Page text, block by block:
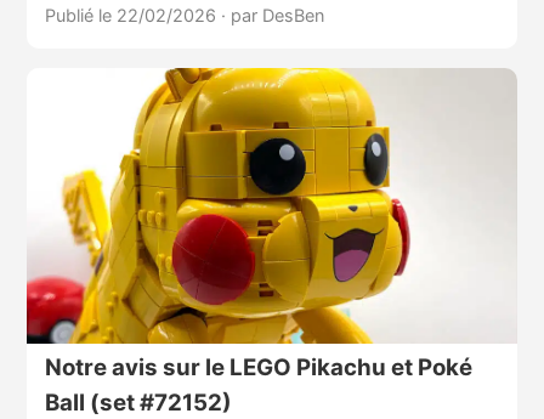
Publié le 22/02/2026 · par DesBen
Notre avis sur le LEGO Pikachu et Poké
Ball (set #72152)